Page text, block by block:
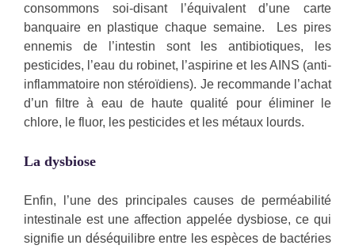
consommons soi-disant l’équivalent d’une carte
banquaire en plastique chaque semaine. Les pires
ennemis de l’intestin sont les antibiotiques, les
pesticides, l’eau du robinet, l’aspirine et les AINS (anti-
inflammatoire non stéroïdiens). Je recommande l’achat
d’un filtre à eau de haute qualité pour éliminer le
chlore, le fluor, les pesticides et les métaux lourds.
La dysbiose
Enfin, l’une des principales causes de perméabilité
intestinale est une affection appelée dysbiose, ce qui
signifie un déséquilibre entre les espèces de bactéries